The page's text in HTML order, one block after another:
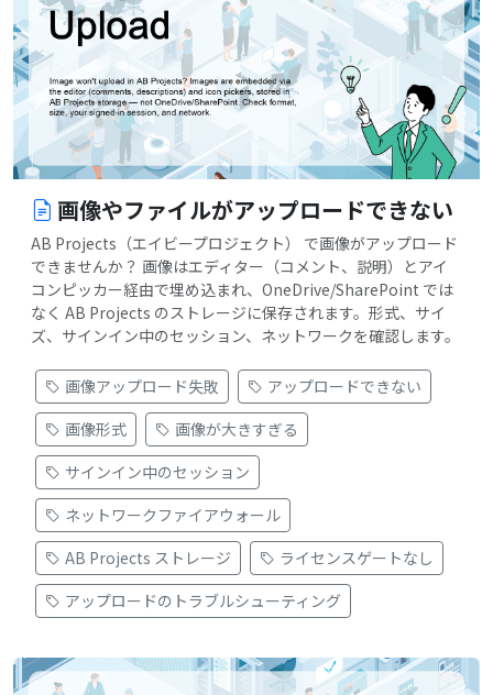
画像やファイルがアップロードできない
AB Projects（エイビープロジェクト） で画像がアップロード
できませんか？ 画像はエディター（コメント、説明）とアイ
コンピッカー経由で埋め込まれ、OneDrive/SharePoint では
なく AB Projects のストレージに保存されます。形式、サイ
ズ、サインイン中のセッション、ネットワークを確認します。
画像アップロード失敗
アップロードできない
画像形式
画像が大きすぎる
サインイン中のセッション
ネットワークファイアウォール
AB Projects ストレージ
ライセンスゲートなし
アップロードのトラブルシューティング